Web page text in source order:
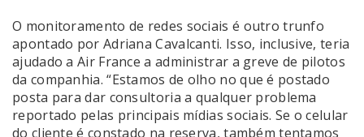
O monitoramento de redes sociais é outro trunfo
apontado por Adriana Cavalcanti. Isso, inclusive, teria
ajudado a Air France a administrar a greve de pilotos
da companhia. “Estamos de olho no que é postado
posta para dar consultoria a qualquer problema
reportado pelas principais mídias sociais. Se o celular
do cliente é constado na reserva, também tentamos